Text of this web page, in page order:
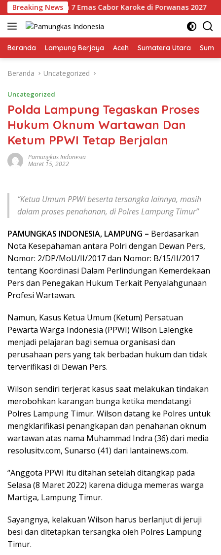
Langsung
ke
konten
Breaking News
Bersih 7 Emas Cabor Karoke di Porwanas 2027
Beranda Lampung Berjaya Aceh Sumatera Utara
Beranda Uncategorized
Uncategorized
Polda Lampung Tegaskan Proses
Hukum Oknum Wartawan Dan
Ketum PPWI Tetap Berjalan
Pamungkas Indonesia
Maret 15, 2022
“Ketua Umum PPWI beserta tersangka lainnya, masih
dalam proses penahanan, di Polres Lampung Timur”
PAMUNGKAS INDONESIA, LAMPUNG – Berdasarkan
Nota Kesepahaman antara Polri dengan Dewan Pers,
Nomor: 2/DP/MoU/II/2017 dan Nomor: B/15/II/2017
tentang Koordinasi Dalam Perlindungan Kemerdekaan
Pers dan Penegakan Hukum Terkait Penyalahgunaan
Profesi Wartawan.
Namun, Kasus Ketua Umum (Ketum) Persatuan
Pewarta Warga Indonesia (PPWI) Wilson Lalengke
menjadi pelajaran bagi semua organisasi dan
perusahaan pers yang tak berbadan hukum dan tidak
terverifikasi di Dewan Pers.
Wilson sendiri terjerat kasus saat melakukan tindakan
merobohkan karangan bunga ketika mendatangi
Polres Lampung Timur. Wilson datang ke Polres untuk
mengklarifikasi penangkapan dan penahanan oknum
wartawan atas nama Muhammad Indra (36) dari media
resolusitv.com, Sunarso (41) dari lantainews.com.
“Anggota PPWI itu ditahan setelah ditangkap pada
Selasa (8 Maret 2022) karena diduga memeras warga
Martiga, Lampung Timur.
Sayangnya, kelakuan Wilson harus berlanjut di jeruji
besi dan ditetapkan tersangka oleh Polres Lampung
Timur.